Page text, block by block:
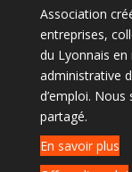
Association
entreprises,
du Lyonnais
administrative
d’emploi.
partagé.
En savoir plus